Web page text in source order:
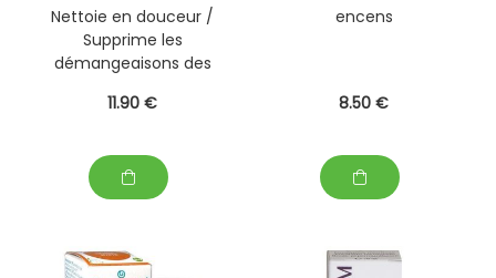
Nettoie en douceur /
Supprime les
démangeaisons des
jours
11.90 €
encens
8.50 €